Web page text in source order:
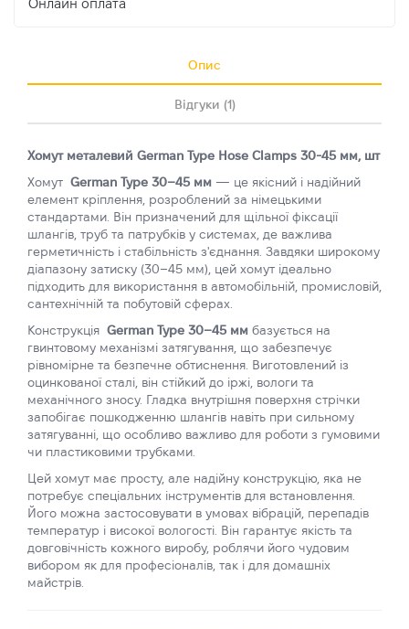
Онлайн оплата
Опис
Відгуки (1)
Хомут металевий German Type Hose Clamps 30-45 мм, шт
Хомут German Type 30–45 мм — це якісний і надійний
елемент кріплення, розроблений за німецькими
стандартами. Він призначений для щільної фіксації
шлангів, труб та патрубків у системах, де важлива
герметичність і стабільність з'єднання. Завдяки широкому
діапазону затиску (30–45 мм), цей хомут ідеально
підходить для використання в автомобільній, промисловій,
сантехнічній та побутовій сферах.
Конструкція German Type 30–45 мм базується на
гвинтовому механізмі затягування, що забезпечує
рівномірне та безпечне обтиснення. Виготовлений із
оцинкованої сталі, він стійкий до іржі, вологи та
механічного зносу. Гладка внутрішня поверхня стрічки
запобігає пошкодженню шлангів навіть при сильному
затягуванні, що особливо важливо для роботи з гумовими
чи пластиковими трубками.
Цей хомут має просту, але надійну конструкцію, яка не
потребує спеціальних інструментів для встановлення.
Його можна застосовувати в умовах вібрацій, перепадів
температур і високої вологості. Він гарантує якість та
довговічність кожного виробу, роблячи його чудовим
вибором як для професіоналів, так і для домашніх
майстрів.